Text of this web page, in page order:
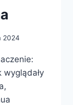
2024
wyglądały